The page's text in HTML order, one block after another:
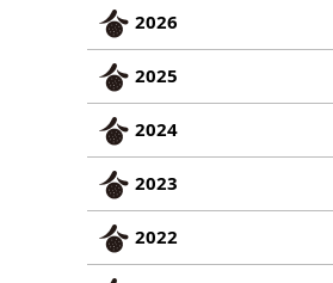
2026
2025
2024
2023
2022